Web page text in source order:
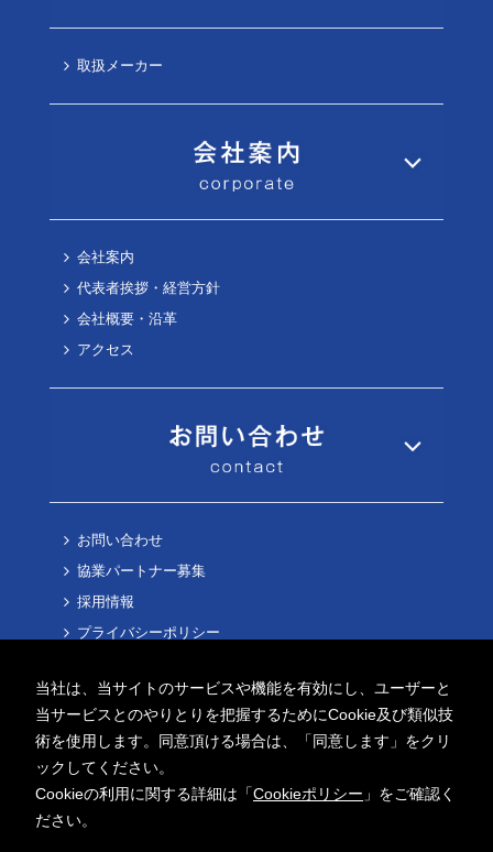
当社は、当サイトのサービスや機能を有効にし、ユーザーと
当サービスとのやりとりを把握するためにCookie及び類似技
術を使用します。同意頂ける場合は、「同意します」をクリ
ックしてください。
Cookieの利用に関する詳細は「Cookieポリシー 」をご確認く
ださい。
取扱メーカー
会社案内
代表者挨拶・経営方針
会社概要・沿革
アクセス
お問い合わせ
協業パートナー募集
採用情報
プライバシーポリシー
Copyright ©2026 AITECH Solution Co.,Ltd.